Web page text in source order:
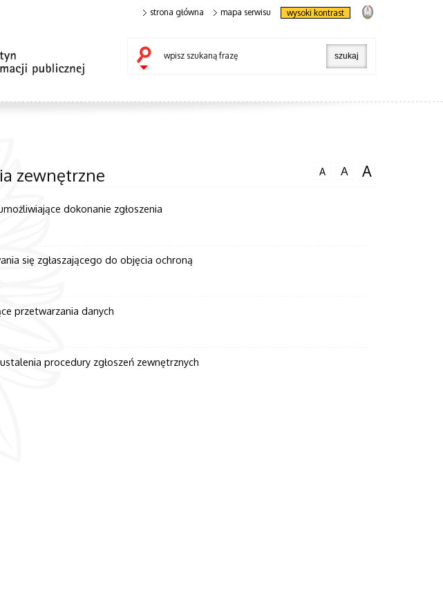
strona główna mapa serwisu wysoki kontrast
wpisz szukaną frazę
zewnętrzne A A A
dokonanie zgłoszenia
się zgłaszającego do objęcia ochroną
przetwarzania danych
procedury zgłoszeń zewnętrznych